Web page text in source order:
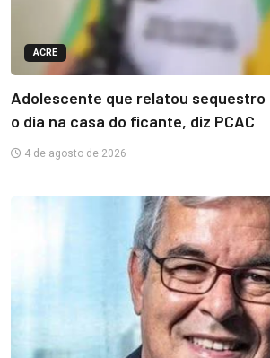
ACRE
Adolescente que relatou sequestro
o dia na casa do ficante, diz PCAC
4 de agosto de 2026